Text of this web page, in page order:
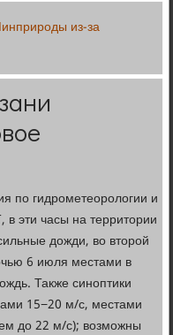
из-за
по гидрометеорологии и
эти часы на территории
дожди, во второй
6 июля местами в
Также синоптики
15−20 м/с, местами
до 22 м/с); возможны